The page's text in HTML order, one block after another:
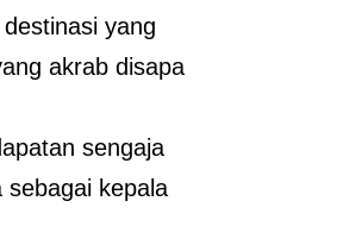
yang
akrab disapa
sengaja
kepala